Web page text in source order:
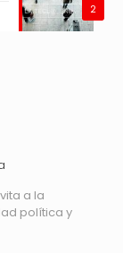
2
a la
política y